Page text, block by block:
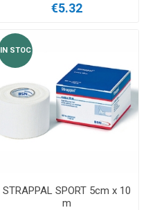
€5.32
IN STOC
STRAPPAL SPORT 5cm x 10
m